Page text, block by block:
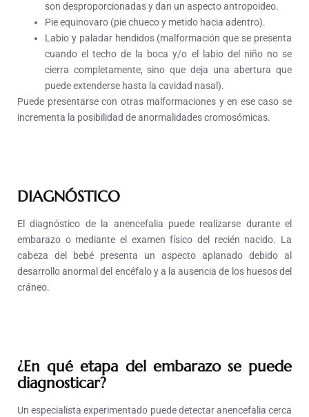
son desproporcionadas y dan un aspecto antropoideo.
Pie equinovaro (pie chueco y metido hacia adentro).
Labio y paladar hendidos (malformación que se presenta
cuando el techo de la boca y/o el labio del niño no se
cierra completamente, sino que deja una abertura que
puede extenderse hasta la cavidad nasal).
Puede presentarse con otras malformaciones y en ese caso se
incrementa la posibilidad de anormalidades cromosómicas.
DIAGNÓSTICO
El diagnóstico de la anencefalia puede realizarse durante el
embarazo o mediante el examen físico del recién nacido. La
cabeza del bebé presenta un aspecto aplanado debido al
desarrollo anormal del encéfalo y a la ausencia de los huesos del
cráneo.
¿En qué etapa del embarazo se puede
diagnosticar?
Un especialista experimentado puede detectar anencefalia cerca